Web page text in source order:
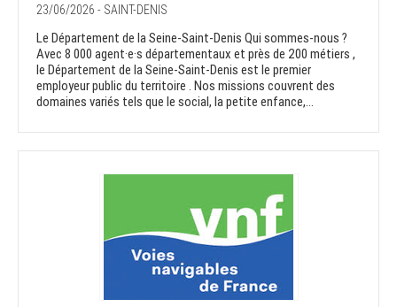
23/06/2026 - SAINT-DENIS
Le Département de la Seine-Saint-Denis Qui sommes-nous ?
Avec 8 000 agent·e·s départementaux et près de 200 métiers ,
le Département de la Seine-Saint-Denis est le premier
employeur public du territoire . Nos missions couvrent des
domaines variés tels que le social, la petite enfance,...